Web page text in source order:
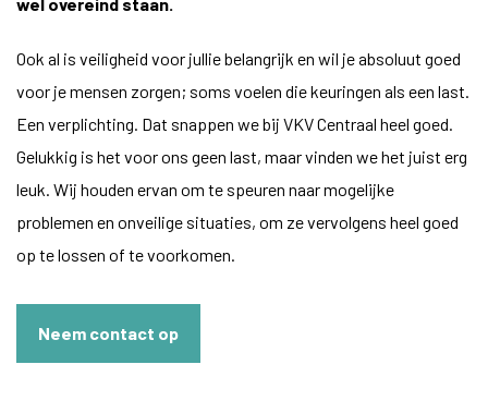
Ook al is veiligheid voor jullie belangrijk en wil je absoluut goed
voor je mensen zorgen; soms voelen die keuringen als een last.
Een verplichting. Dat snappen we bij VKV Centraal heel goed.
Gelukkig is het voor ons geen last, maar vinden we het juist erg
leuk. Wij houden ervan om te speuren naar mogelijke
problemen en onveilige situaties, om ze vervolgens heel goed
op te lossen of te voorkomen.
Neem contact op